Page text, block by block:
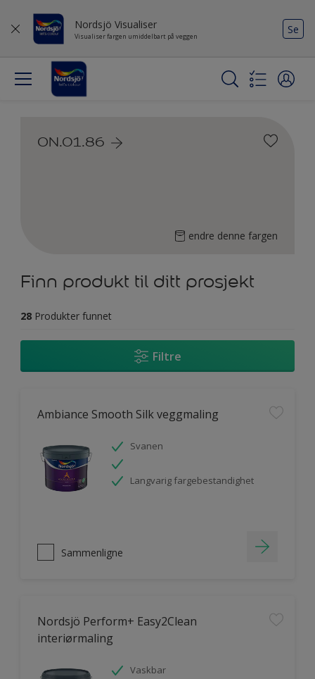
Nordsjö Visualiser
Visualiser fargen umiddelbart på veggen
Se
ON.01.86
endre denne fargen
Finn produkt til ditt prosjekt
28 Produkter funnet
Filtre
Ambiance Smooth Silk veggmaling
Svanen
Langvarig fargebestandighet
Sammenligne
Nordsjö Perform+ Easy2Clean
interiørmaling
Vaskbar